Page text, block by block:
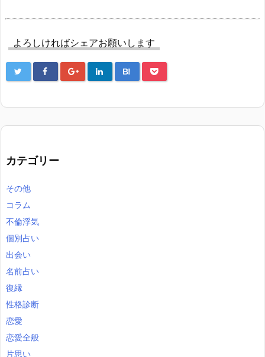
よろしければシェアお願いします
B!
カテゴリー
その他
コラム
不倫浮気
個別占い
出会い
名前占い
復縁
性格診断
恋愛
恋愛全般
片思い